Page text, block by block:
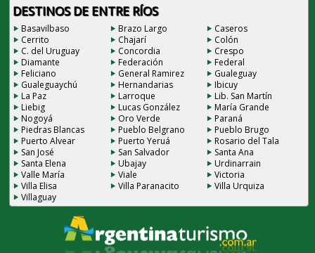
DESTINOS DE ENTRE RÍOS
Basavilbaso Brazo Largo
Caseros
Cerrito
Chajarí
Colón
C. del Uruguay
Concordia
Crespo
Diamante
Federación
Federal
Feliciano
General Ramirez
Gualeguay
Gualeguaychú
Hernandarias
Ibicuy
La Paz
Larroque
Lib. San Martín
Liebig
Lucas González
María Grande
Nogoyá
Oro Verde
Paraná
Piedras Blancas
Pueblo Belgrano
Pueblo Brugo
Puerto Alvear
Puerto Yeruá
Rosario del Tala
San José
San Salvador
Santa Ana
Santa Elena
Ubajay
Urdinarrain
Valle María
Viale
Victoria
Villa Elisa
Villa Paranacito
Villa Urquiza
Villaguay